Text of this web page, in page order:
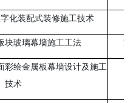
化装配式装修施工技术
块玻璃幕墙施工工法 河
彩绘金属板幕墙设计及施工
技术